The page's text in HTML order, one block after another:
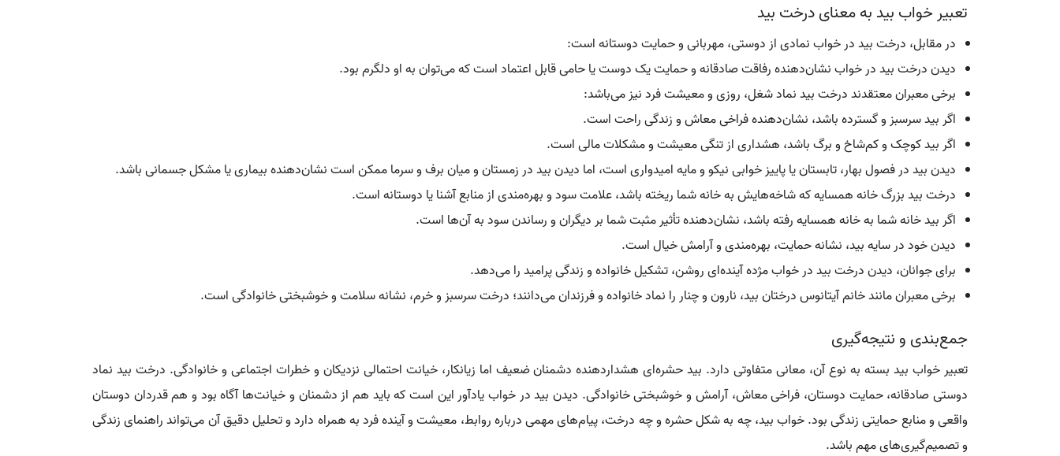
تعبیر خواب بید به معنای درخت بید
در مقابل، درخت بید در خواب نمادی از دوستی، مهربانی و حمایت دوستانه است:
دیدن درخت بید در خواب نشان‌دهنده رفاقت صادقانه و حمایت یک دوست یا حامی قابل اعتماد است که می‌توان به او دلگرم بود.
برخی معبران معتقدند درخت بید نماد شغل، روزی و معیشت فرد نیز می‌باشد:
اگر بید سرسبز و گسترده باشد، نشان‌دهنده فراخی معاش و زندگی راحت است.
اگر بید کوچک و کم‌شاخ و برگ باشد، هشداری از تنگی معیشت و مشکلات مالی است.
دیدن بید در فصول بهار، تابستان یا پاییز خوابی نیکو و مایه امیدواری است، اما دیدن بید در زمستان و میان برف و سرما ممکن است نشان‌دهنده بیماری یا مشکل جسمانی باشد.
درخت بید بزرگ خانه همسایه که شاخه‌هایش به خانه شما ریخته باشد، علامت سود و بهره‌مندی از منابع آشنا یا دوستانه است.
اگر بید خانه شما به خانه همسایه رفته باشد، نشان‌دهنده تأثیر مثبت شما بر دیگران و رساندن سود به آن‌ها است.
دیدن خود در سایه بید، نشانه حمایت، بهره‌مندی و آرامش خیال است.
برای جوانان، دیدن درخت بید در خواب مژده آینده‌ای روشن، تشکیل خانواده و زندگی پرامید را می‌دهد.
برخی معبران مانند خانم آیتانوس درختان بید، نارون و چنار را نماد خانواده و فرزندان می‌دانند؛ درخت سرسبز و خرم، نشانه سلامت و خوشبختی خانوادگی است.
جمع‌بندی و نتیجه‌گیری
تعبیر خواب بيد بسته به نوع آن، معانی متفاوتی دارد. بيد حشره‌ای هشداردهنده دشمنان ضعیف اما زیانکار، خیانت احتمالی نزدیکان و خطرات اجتماعی و خانوادگی. درخت بید نماد
دوستی صادقانه، حمایت دوستان، فراخی معاش، آرامش و خوشبختی خانوادگی. دیدن بید در خواب یادآور این است که باید هم از دشمنان و خیانت‌ها آگاه بود و هم قدردان دوستان
واقعی و منابع حمایتی زندگی بود. خواب بید، چه به شکل حشره و چه درخت، پیام‌های مهمی درباره روابط، معیشت و آینده فرد به همراه دارد و تحلیل دقیق آن می‌تواند راهنمای زندگی
و تصمیم‌گیری‌های مهم باشد.